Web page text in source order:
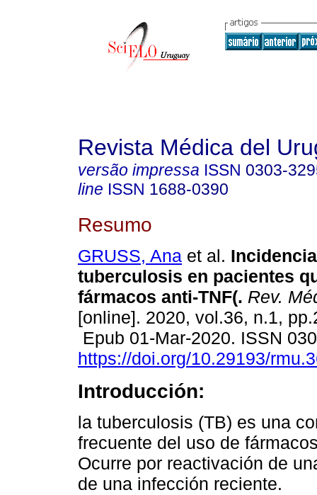
Revista Médica del
versão impressa ISSN 0303-
line ISSN 1688-0390
Resumo
GRUSS, Ana et al.
tuberculosis en pacientes
fármacos anti-TNF(. Rev.
[online]. 2020, vol.36, n.1,
Epub 01-Mar-2020. ISSN
https://doi.org/10.29193/
Introducción:
la tuberculosis (TB) es una
frecuente del uso de
Ocurre por reactivación de
de una infección reciente.